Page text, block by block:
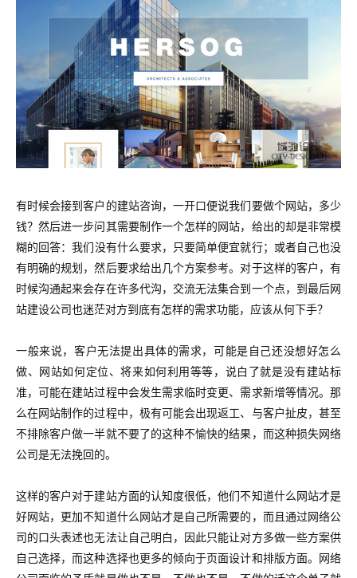
有时候会接到客户的建站咨询，一开口便说我们要做个网站，多少
钱？然后进一步问其需要制作一个怎样的网站，给出的却是非常模
糊的回答：我们没有什么要求，只要简单便宜就行；或者自己也没
有明确的规划，然后要求给出几个方案参考。对于这样的客户，有
时候沟通起来会存在许多代沟，交流无法集合到一个点，到最后网
站建设公司也迷茫对方到底有怎样的需求功能，应该从何下手？
一般来说，客户无法提出具体的需求，可能是自己还没想好怎么
做、网站如何定位、将来如何利用等等，说白了就是没有建站标
准，可能在建站过程中会发生需求临时变更、需求新增等情况。那
么在网站制作的过程中，极有可能会出现返工、与客户扯皮，甚至
不排除客户做一半就不要了的这种不愉快的结果，而这种损失网络
公司是无法挽回的。
这样的客户对于建站方面的认知度很低，他们不知道什么网站才是
好网站，更加不知道什么网站才是自己所需要的，而且通过网络公
司的口头表述也无法让自己明白，因此只能让对方多做一些方案供
自己选择，而这种选择也更多的倾向于页面设计和排版方面。 网络